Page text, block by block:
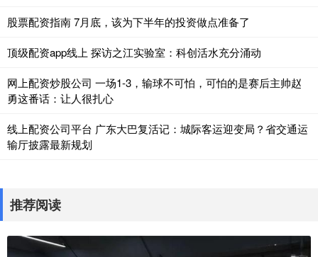
股票配资指南 7月底，该为下半年的投资做点准备了
顶级配资app线上 探访之江实验室：科创活水充分涌动
网上配资炒股公司 一场1-3，输球不可怕，可怕的是赛后主帅赵
勇这番话：让人很扎心
线上配资公司平台 广东大巴复活记：城际客运迎变局？省交通运
输厅披露最新规划
推荐阅读